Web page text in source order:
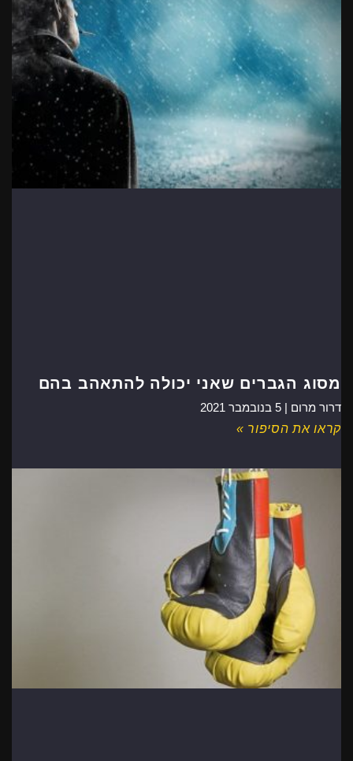
מסוג הגברים שאני יכולה להתאהב בהם
דרור מרום | 5 בנובמבר 2021
קראו את הסיפור »